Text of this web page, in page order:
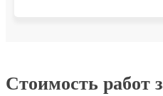
Стоимость работ